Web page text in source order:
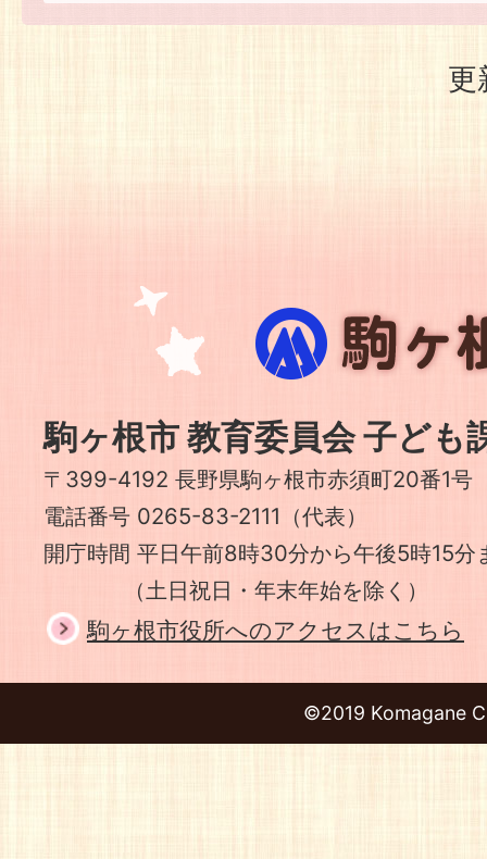
更
駒
ヶ
市
駒ヶ根市 教育委員会 子ども
〒399-4192 長野県駒ヶ根市赤須町20番1号
電話番号 0265-83-2111（代表）
開庁時間 平日午前8時30分から午後5時15分
（土日祝日・年末年始を除く）
駒ヶ根市役所へのアクセスはこちら
©2019 Komagane